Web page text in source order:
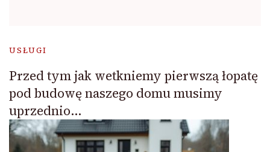
USŁUGI
Przed tym jak wetkniemy pierwszą łopatę
pod budowę naszego domu musimy
uprzednio…